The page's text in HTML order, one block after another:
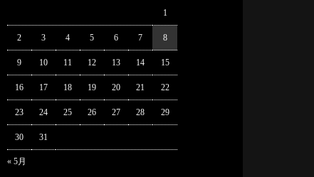
« 5月
1
2 3 4 5 6 7 8
9 10 11 12 13 14 15
16 17 18 19 20 21 22
23 24 25 26 27 28 29
30 31